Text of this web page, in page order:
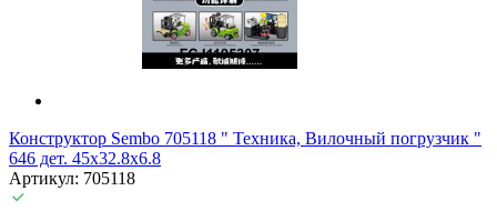
Конструктор Sembo 705118 " Техника, Вилочный погрузчик "
646 дет. 45х32.8х6.8
Артикул: 705118